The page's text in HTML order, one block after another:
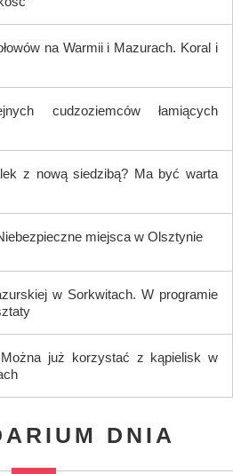
na Warmii i Mazurach. Koral i
cudzoziemców łamiących
z nową siedzibą? Ma być warta
miejsca w Olsztynie
w Sorkwitach. W programie
Można już korzystać z kąpielisk w
DNIA